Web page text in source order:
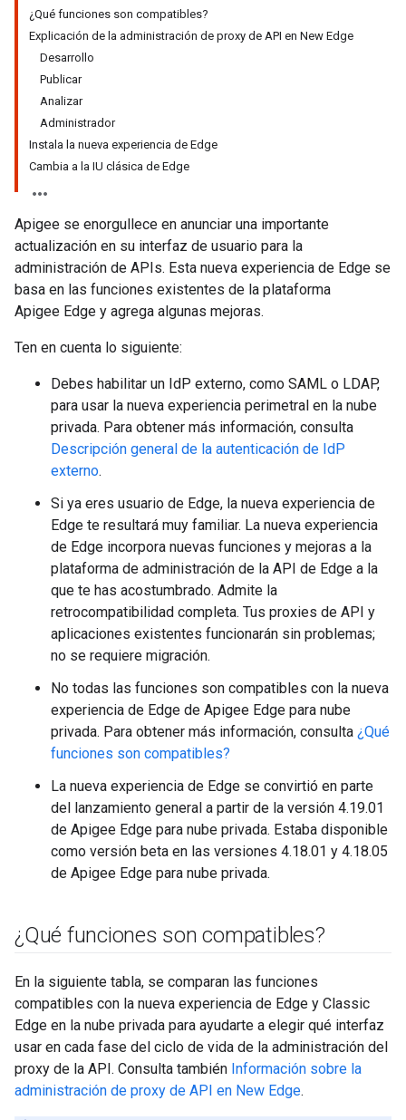
¿Qué funciones son compatibles?
Explicación de la administración de proxy de API en New Edge
Desarrollo
Publicar
Analizar
Administrador
Instala la nueva experiencia de Edge
Cambia a la IU clásica de Edge
Apigee se enorgullece en anunciar una importante
actualización en su interfaz de usuario para la
administración de APIs. Esta nueva experiencia de Edge se
basa en las funciones existentes de la plataforma
Apigee Edge y agrega algunas mejoras.
Ten en cuenta lo siguiente:
Debes habilitar un IdP externo, como SAML o LDAP,
para usar la nueva experiencia perimetral en la nube
privada. Para obtener más información, consulta
Descripción general de la autenticación de IdP
externo.
Si ya eres usuario de Edge, la nueva experiencia de
Edge te resultará muy familiar. La nueva experiencia
de Edge incorpora nuevas funciones y mejoras a la
plataforma de administración de la API de Edge a la
que te has acostumbrado. Admite la
retrocompatibilidad completa. Tus proxies de API y
aplicaciones existentes funcionarán sin problemas;
no se requiere migración.
No todas las funciones son compatibles con la nueva
experiencia de Edge de Apigee Edge para nube
privada. Para obtener más información, consulta ¿Qué
funciones son compatibles?
La nueva experiencia de Edge se convirtió en parte
del lanzamiento general a partir de la versión 4.19.01
de Apigee Edge para nube privada. Estaba disponible
como versión beta en las versiones 4.18.01 y 4.18.05
de Apigee Edge para nube privada.
¿Qué funciones son compatibles?
En la siguiente tabla, se comparan las funciones
compatibles con la nueva experiencia de Edge y Classic
Edge en la nube privada para ayudarte a elegir qué interfaz
usar en cada fase del ciclo de vida de la administración del
proxy de la API. Consulta también Información sobre la
administración de proxy de API en New Edge.